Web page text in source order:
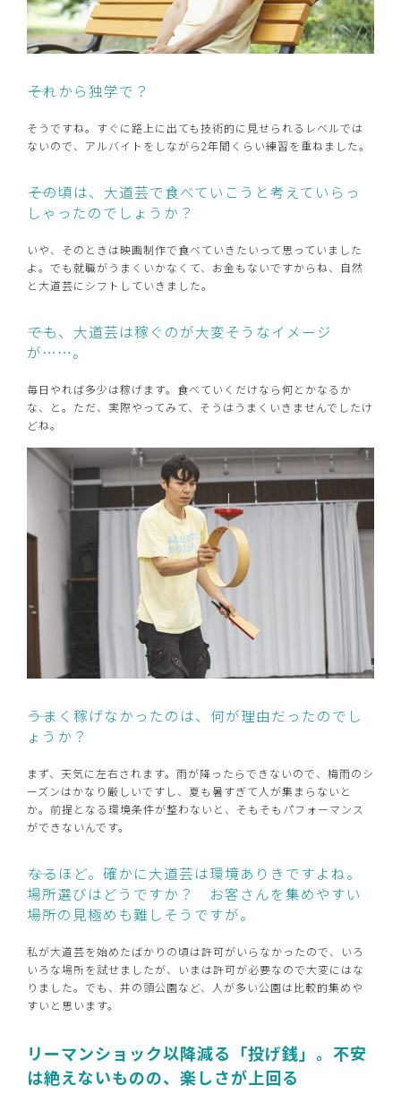
――それから独学で？
そうですね。すぐに路上に出ても技術的に見せられるレベルでは
ないので、アルバイトをしながら2年間くらい練習を重ねました。
――その頃は、大道芸で食べていこうと考えていらっ
しゃったのでしょうか？
いや、そのときは映画制作で食べていきたいって思っていました
よ。でも就職がうまくいかなくて、お金もないですからね、自然
と大道芸にシフトしていきました。
――でも、大道芸は稼ぐのが大変そうなイメージ
が……。
毎日やれば多少は稼げます。食べていくだけなら何とかなるか
な、と。ただ、実際やってみて、そうはうまくいきませんでしたけ
どね。
――うまく稼げなかったのは、何が理由だったのでし
ょうか？
まず、天気に左右されます。雨が降ったらできないので、梅雨のシ
ーズンはかなり厳しいですし、夏も暑すぎて人が集まらないと
か。前提となる環境条件が整わないと、そもそもパフォーマンス
ができないんです。
――なるほど。確かに大道芸は環境ありきですよね。
場所選びはどうですか？ お客さんを集めやすい
場所の見極めも難しそうですが。
私が大道芸を始めたばかりの頃は許可がいらなかったので、いろ
いろな場所を試せましたが、いまは許可が必要なので大変にはな
りました。でも、井の頭公園など、人が多い公園は比較的集めや
すいと思います。
リーマンショック以降減る「投げ銭」。不安
は絶えないものの、楽しさが上回る